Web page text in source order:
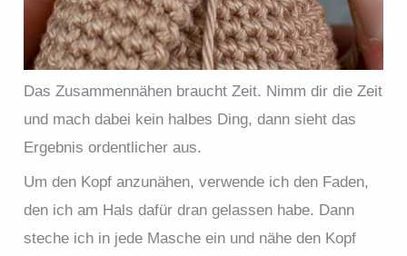
Das Zusammennähen braucht Zeit. Nimm dir die Zeit
und mach dabei kein halbes Ding, dann sieht das
Ergebnis ordentlicher aus.
Um den Kopf anzunähen, verwende ich den Faden,
den ich am Hals dafür dran gelassen habe. Dann
steche ich in jede Masche ein und nähe den Kopf